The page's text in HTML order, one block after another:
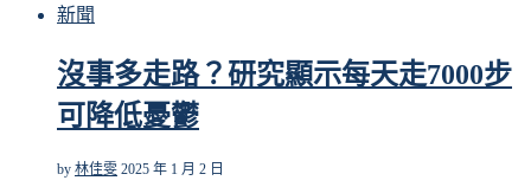
新聞
沒事多走路？研究顯示每天走7000步
可降低憂鬱
by 林佳雯 2025 年 1 月 2 日